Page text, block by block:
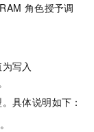
RAM 角色授予调
写入
具体说明如下：